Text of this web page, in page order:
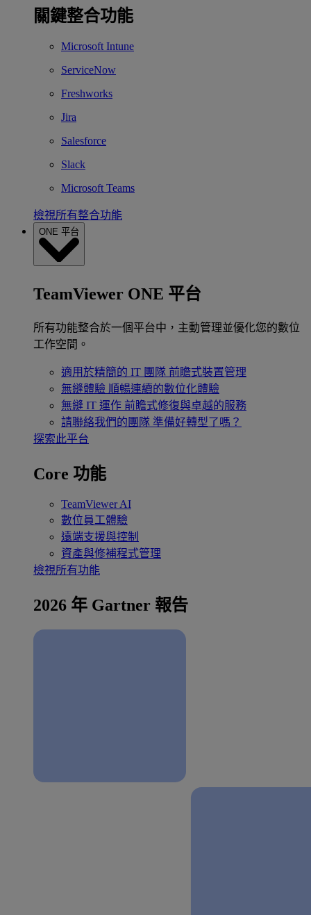
關鍵整合功能
Microsoft Intune
ServiceNow
Freshworks
Jira
Salesforce
Slack
Microsoft Teams
檢視所有整合功能
ONE 平台
TeamViewer ONE 平台
所有功能整合於一個平台中，主動管理並優化您的數位
工作空間。
適用於精簡的 IT 團隊 前瞻式裝置管理
無縫體驗 順暢連續的數位化體驗
無縫 IT 運作 前瞻式修復與卓越的服務
請聯絡我們的團隊 準備好轉型了嗎？
探索此平台
Core 功能
TeamViewer AI
數位員工體驗
遠端支援與控制
資產與修補程式管理
檢視所有功能
2026 年 Gartner 報告